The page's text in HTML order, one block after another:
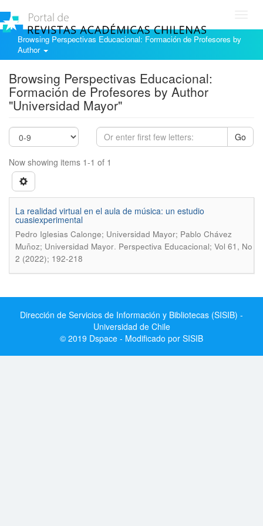
Browsing Perspectivas Educacional: Formación de Profesores by
Author
Browsing Perspectivas Educacional:
Formación de Profesores by Author
"Universidad Mayor"
Go
Now showing items 1-1 of 1
La realidad virtual en el aula de música: un estudio
cuasiexperimental
Pedro Iglesias Calonge; Universidad Mayor; Pablo Chávez
Muñoz; Universidad Mayor. Perspectiva Educacional; Vol 61, No
2 (2022); 192-218
Dirección de Servicios de Información y Bibliotecas (SISIB) -
Universidad de Chile
© 2019 Dspace - Modificado por SISIB